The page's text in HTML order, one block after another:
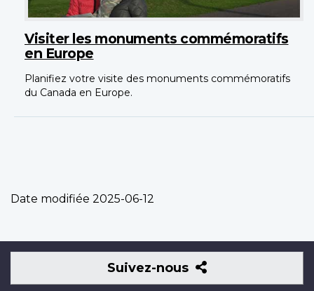
Visiter les monuments commémoratifs
en Europe
Planifiez votre visite des monuments commémoratifs
du Canada en Europe.
Date modifiée 2025-06-12
Suivez-nous
Suivez-
nous